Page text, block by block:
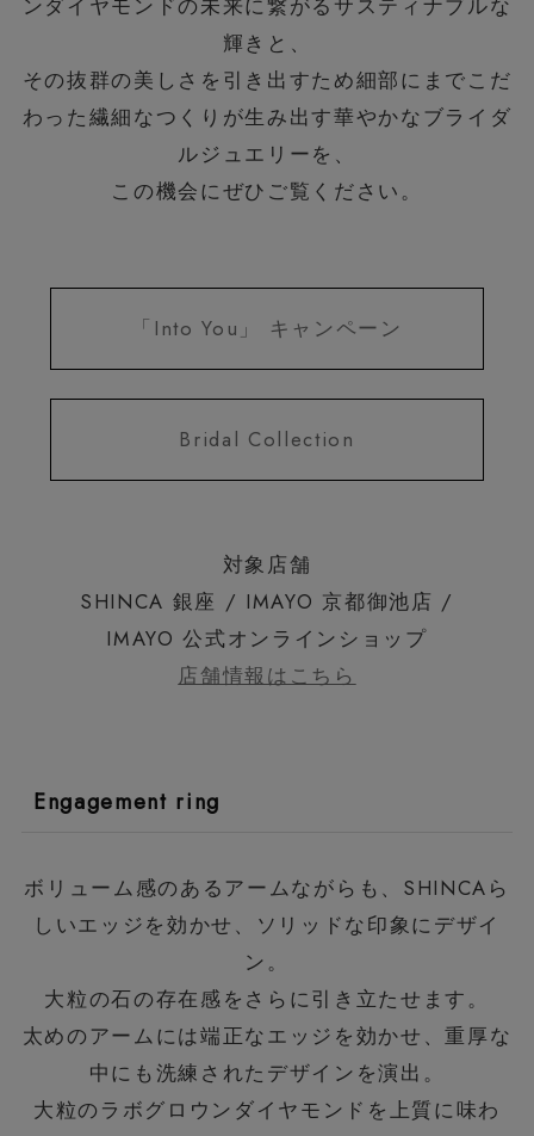
輝きと、
その抜群の美しさを引き出すため細部にまでこだ
わった繊細なつくりが生み出す華やかなブライダ
ルジュエリーを、
この機会にぜひご覧ください。
「Into You」 キャンペーン
Bridal Collection
対象店舗
SHINCA 銀座 / IMAYO 京都御池店 /
IMAYO 公式オンラインショップ
店舗情報はこちら
Engagement ring
ボリューム感のあるアームながらも、SHINCAら
しいエッジを効かせ、ソリッドな印象にデザイ
ン。
大粒の石の存在感をさらに引き立たせます。
太めのアームには端正なエッジを効かせ、重厚な
中にも洗練されたデザインを演出。
大粒のラボグロウンダイヤモンドを上質に味わ